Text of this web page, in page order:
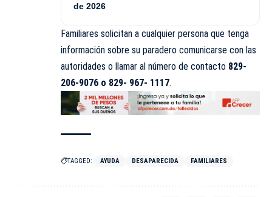
de 2026
Familiares solicitan a cualquier persona que tenga
información sobre su paradero comunicarse con las
autoridades o llamar al número de contacto 829-
206-9076 o 829- 967- 1117.
TAGGED: AYUDA DESAPARECIDA FAMILIARES